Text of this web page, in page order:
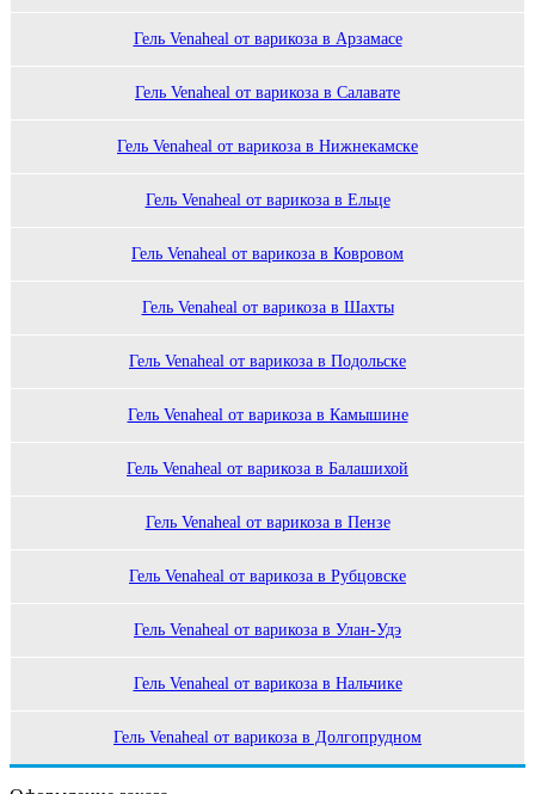
Гель Venaheal от варикоза в Арзамасе
Гель Venaheal от варикоза в Салавате
Гель Venaheal от варикоза в Нижнекамске
Гель Venaheal от варикоза в Ельце
Гель Venaheal от варикоза в Ковровом
Гель Venaheal от варикоза в Шахты
Гель Venaheal от варикоза в Подольске
Гель Venaheal от варикоза в Камышине
Гель Venaheal от варикоза в Балашихой
Гель Venaheal от варикоза в Пензе
Гель Venaheal от варикоза в Рубцовске
Гель Venaheal от варикоза в Улан-Удэ
Гель Venaheal от варикоза в Нальчике
Гель Venaheal от варикоза в Долгопрудном